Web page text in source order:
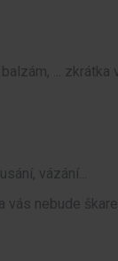
...
vázání...
vás nebude